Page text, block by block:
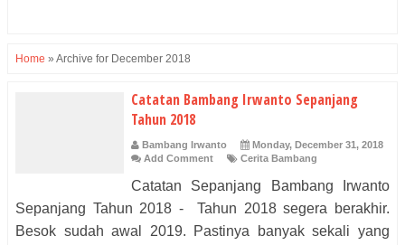
Home » Archive for December 2018
Catatan Bambang Irwanto Sepanjang
Tahun 2018
Bambang Irwanto
Monday, December 31, 2018
Add Comment
Cerita Bambang
Catatan Sepanjang Bambang Irwanto
Sepanjang Tahun 2018 - Tahun 2018 segera berakhir.
Besok sudah awal 2019. Pastinya banyak sekali yang